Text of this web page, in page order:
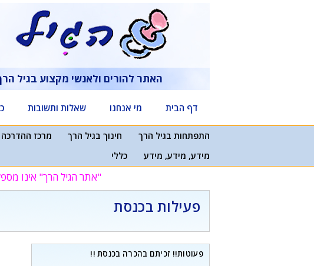
האתר להורים ולאנשי מקצוע בגיל
דף הבית מי אנחנו שאלות ותשובות
התפתחות בגיל הרך חינוך בגיל הרך מרכז ההדרכה
מידע, מידע, מידע
כללי
"אתר הגיל הרך" אינו
פעילות בכנסת
פעוטות!! זכיתם בהכרה בכנסת !!